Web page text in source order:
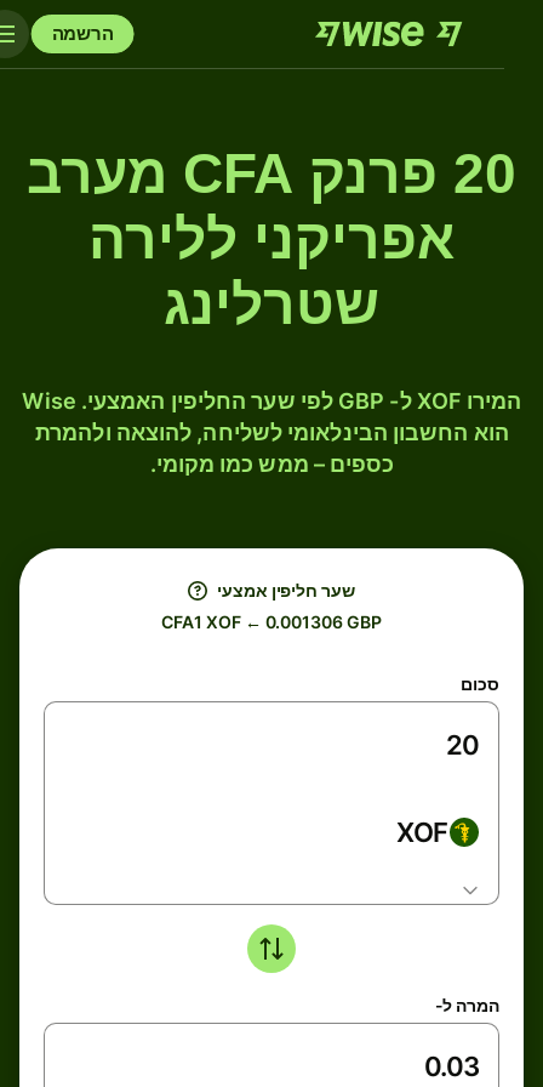
הרשמה
20 פרנק CFA מערב
אפריקני ללירה
שטרלינג
המירו XOF ל- GBP לפי שער החליפין האמצעי. Wise
הוא החשבון הבינלאומי לשליחה, להוצאה ולהמרת
כספים – ממש כמו מקומי.
שער חליפין אמצעי
CFA1 XOF ← 0.001306 GBP
סכום
XOF
המרה ל-